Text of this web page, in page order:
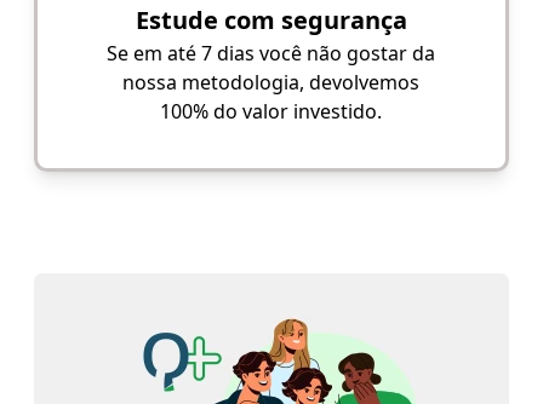
Estude com segurança
Se em até 7 dias você não gostar da
nossa metodologia, devolvemos
100% do valor investido.